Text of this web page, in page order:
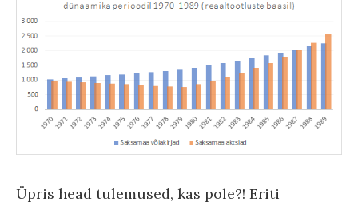
Üpris head tulemused, kas pole?! Eriti